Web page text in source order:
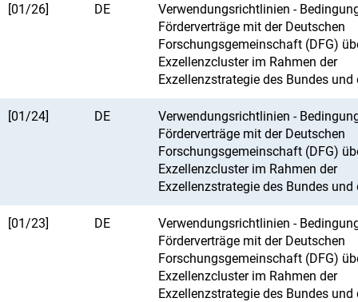
[01/26] DE
Verwendungsrichtlinien -
Förderverträge mit der Deutschen
Forschungsgemeinschaft (DFG)
Exzellenzcluster im Rahmen der
Exzellenzstrategie des Bundes und
[01/24] DE
Verwendungsrichtlinien -
Förderverträge mit der Deutschen
Forschungsgemeinschaft (DFG)
Exzellenzcluster im Rahmen der
Exzellenzstrategie des Bundes und
[01/23] DE
Verwendungsrichtlinien -
Förderverträge mit der Deutschen
Forschungsgemeinschaft (DFG)
Exzellenzcluster im Rahmen der
Exzellenzstrategie des Bundes und